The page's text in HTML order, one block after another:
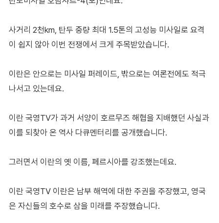
사거리 2천km, 탄두 중량 최대 1.5톤의 고성능 미사일로 요격
이 쉽지 않아 이번 전쟁에서 크게 주목받았습니다.
이란은 안으로는 미사일 퍼레이드, 밖으로는 여론전에도 적극
나서고 있는데요.
이란 국영TV가 과거 서양이 호르무즈 해협을 지배했던 사실과
이를 되찾아 온 역사 다큐멘터리를 공개했습니다.
그러면서 이란의 옛 이름, 페르시아를 강조했는데요.
이란 국영TV 이란은 남부 해역에 대한 주권을 주장했고, 영국
은 자신들의 호수로 삼을 미래를 주장했습니다.